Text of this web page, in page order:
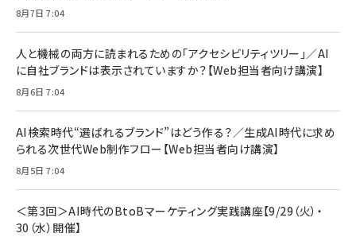
組織の成果を最大化する ルールのデザイン
￥1,980
Amazonランキングをもっと見る
全ワイヤレスイヤホン/アクティブノイズキャンセリ
技術基準適合】ブラック
￥5,990
ケーブル Anker絡まないケーブル 240W 結束バン
ド付き USB PD対応 シリコン素材採用 iPhone
17 / 16 / 15 / Galaxy iPad Pro MacBook
Pro/Air 各種対応 (1.8m ミッドナイトブラック)
￥1,890
サッポロ 生ビール 黒ラベル 350ml 缶 24本 ビー
ル ケース買い【6/30応募〆切! 黒ラベルビヤセラー
￥4,857
8月7日 7:04
人と機械の両方に読まれるための「アクセシビリティツリー」／AI
に自社ブランドは表示されていますか？【Web担当者向け講演】
8月6日 7:04
AI検索時代“選ばれるブランド”はどう作る？／生成AI時代に求め
られる次世代Web制作フロー【Web担当者向け講演】
8月5日 7:04
＜第3回＞AI時代のBtoBマーケティング実践講座【9/29（火）・
30（水）開催】